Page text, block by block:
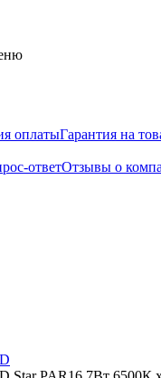
оплатыГарантия на
ответОтзывы о